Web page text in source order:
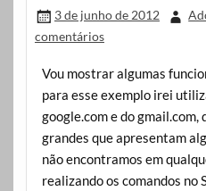
3 de junho de 2012
comentários
Vou mostrar algumas
para esse exemplo irei
google.com e do gmail.com,
grandes que apresentam
não encontramos em
realizando os comandos no